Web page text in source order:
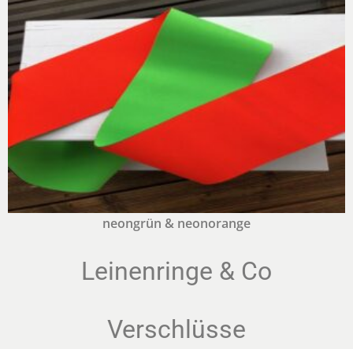
neongrün & neonorange
Leinenringe & Co
Verschlüsse